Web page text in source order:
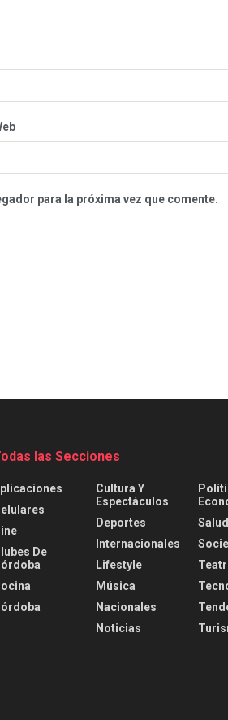
para la próxima vez que comente.
las Secciones
De
Cultura Y
Espectáculos
Deportes
Internacionales
Lifestyle
Música
Nacionales
Noticias
Salud